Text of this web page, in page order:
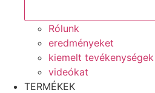
Rólunk
eredményeket
kiemelt tevékenységek
videókat
TERMÉKEK